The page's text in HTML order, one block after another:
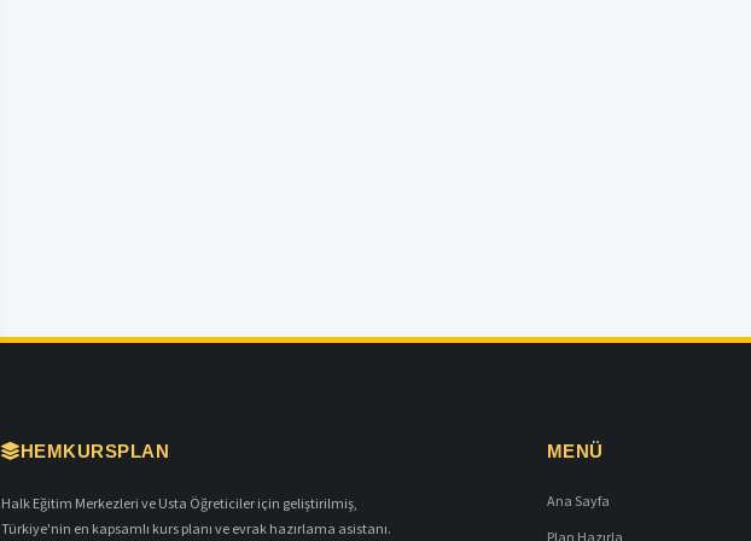
HEMKURSPLAN
Halk Eğitim Merkezleri ve Usta Öğreticiler için geliştirilmiş,
Türkiye'nin en kapsamlı kurs planı ve evrak hazırlama asistanı.
MENÜ
Ana Sayfa
Plan Hazırla